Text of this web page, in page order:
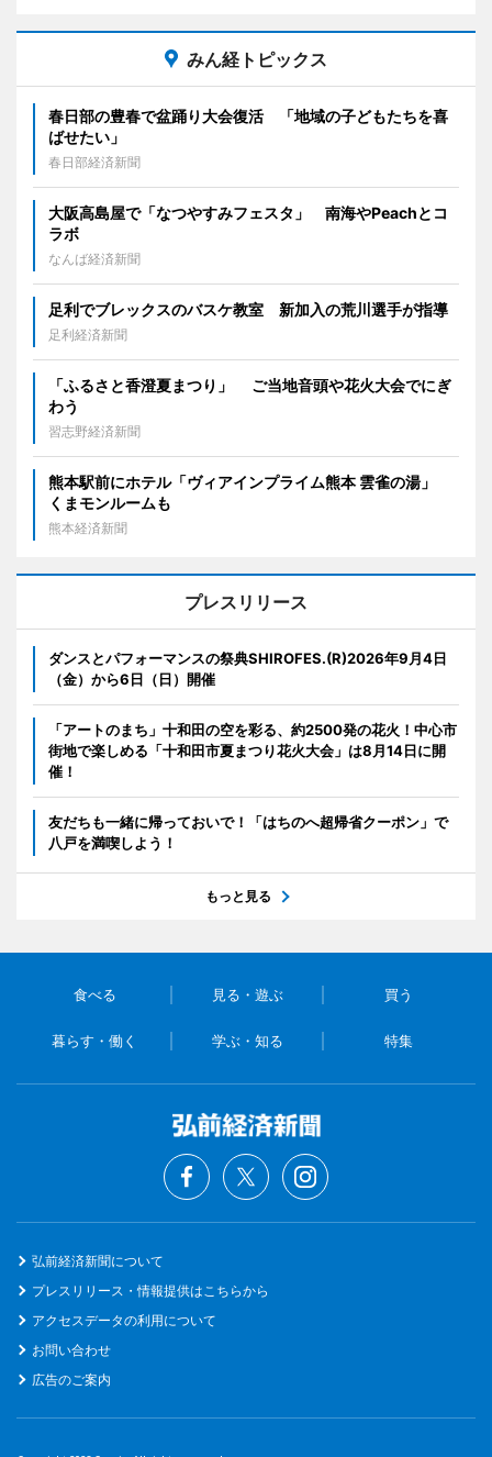
みん経トピックス
春日部の豊春で盆踊り大会復活 「地域の子どもたちを喜
ばせたい」
春日部経済新聞
大阪高島屋で「なつやすみフェスタ」 南海やPeachとコ
ラボ
なんば経済新聞
足利でブレックスのバスケ教室 新加入の荒川選手が指導
足利経済新聞
「ふるさと香澄夏まつり」 ご当地音頭や花火大会でにぎ
わう
習志野経済新聞
熊本駅前にホテル「ヴィアインプライム熊本 雲雀の湯」
くまモンルームも
熊本経済新聞
プレスリリース
ダンスとパフォーマンスの祭典SHIROFES.(R)2026年9月4日
（金）から6日（日）開催
「アートのまち」十和田の空を彩る、約2500発の花火！中心市
街地で楽しめる「十和田市夏まつり花火大会」は8月14日に開
催！
友だちも一緒に帰っておいで！「はちのへ超帰省クーポン」で
八戸を満喫しよう！
もっと見る
食べる 見る・遊ぶ 買う
暮らす・働く 学ぶ・知る 特集
弘前経済新聞について
プレスリリース・情報提供はこちらから
アクセスデータの利用について
お問い合わせ
広告のご案内